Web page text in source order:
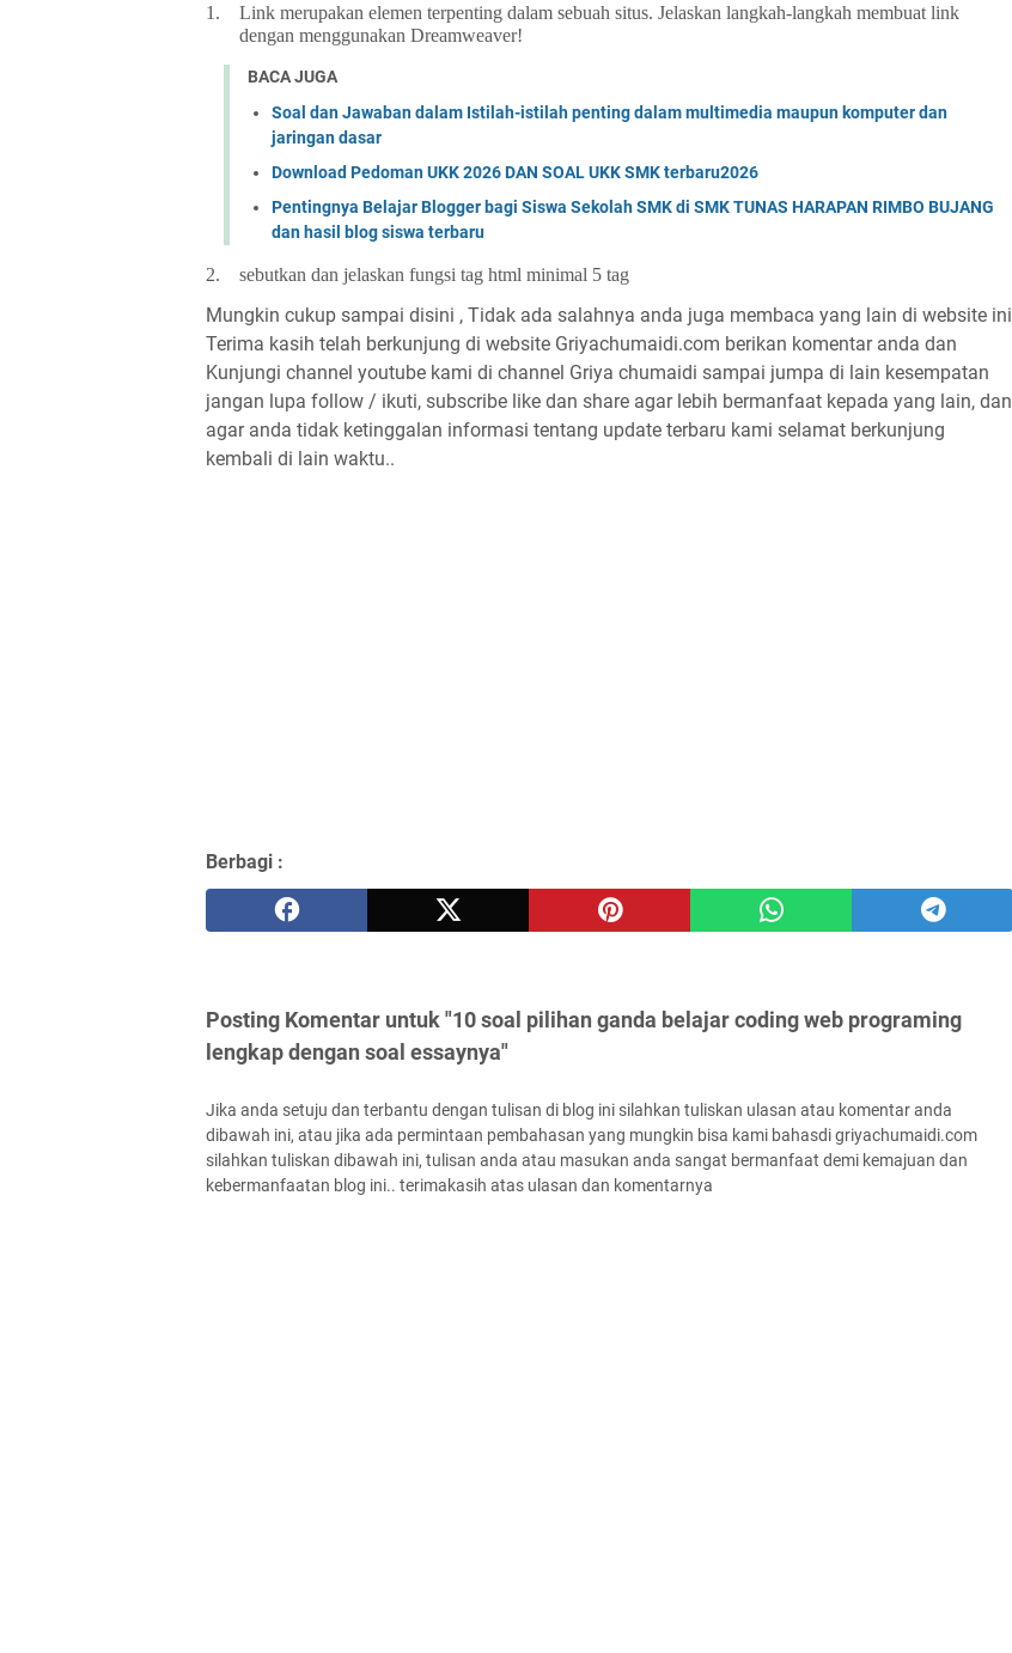
1.
Link merupakan elemen terpenting dalam sebuah situs. Jelaskan langkah-langkah membuat link
dengan menggunakan Dreamweaver!
BACA JUGA
Soal dan Jawaban dalam Istilah-istilah penting dalam multimedia maupun komputer dan
jaringan dasar
Download Pedoman UKK 2026 DAN SOAL UKK SMK terbaru2026
Pentingnya Belajar Blogger bagi Siswa Sekolah SMK di SMK TUNAS HARAPAN RIMBO BUJANG
dan hasil blog siswa terbaru
2. sebutkan dan jelaskan fungsi tag html minimal 5 tag
Mungkin cukup sampai disini , Tidak ada salahnya anda juga membaca yang lain di website ini
Terima kasih telah berkunjung di website Griyachumaidi.com berikan komentar anda dan
Kunjungi channel youtube kami di channel Griya chumaidi sampai jumpa di lain kesempatan
jangan lupa follow / ikuti, subscribe like dan share agar lebih bermanfaat kepada yang lain, dan
agar anda tidak ketinggalan informasi tentang update terbaru kami selamat berkunjung
kembali di lain waktu..
Berbagi :
Posting Komentar untuk "10 soal pilihan ganda belajar coding web programing
lengkap dengan soal essaynya"
Jika anda setuju dan terbantu dengan tulisan di blog ini silahkan tuliskan ulasan atau komentar anda
dibawah ini, atau jika ada permintaan pembahasan yang mungkin bisa kami bahasdi griyachumaidi.com
silahkan tuliskan dibawah ini, tulisan anda atau masukan anda sangat bermanfaat demi kemajuan dan
kebermanfaatan blog ini.. terimakasih atas ulasan dan komentarnya